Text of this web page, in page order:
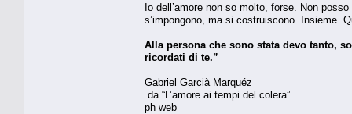
Io dell’amore non so molto, forse. Non
s’impongono, ma si costruiscono. Insieme.
Alla persona che sono stata devo tanto,
ricordati di te.”
Gabriel Garcià Marquéz
da “L’amore ai tempi del colera”
ph web